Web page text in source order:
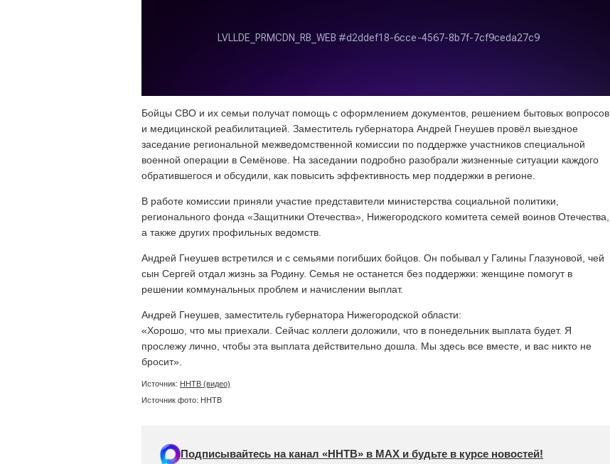
Бойцы СВО и их семьи получат помощь с оформлением документов, решением бытовых вопросов
и медицинской реабилитацией. Заместитель губернатора Андрей Гнеушев провёл выездное
заседание региональной межведомственной комиссии по поддержке участников специальной
военной операции в Семёнове. На заседании подробно разобрали жизненные ситуации каждого
обратившегося и обсудили, как повысить эффективность мер поддержки в регионе.
В работе комиссии приняли участие представители министерства социальной политики,
регионального фонда «Защитники Отечества», Нижегородского комитета семей воинов Отечества,
а также других профильных ведомств.
Андрей Гнеушев встретился и с семьями погибших бойцов. Он побывал у Галины Глазуновой, чей
сын Сергей отдал жизнь за Родину. Семья не останется без поддержки: женщине помогут в
решении коммунальных проблем и начислении выплат.
Андрей Гнеушев, заместитель губернатора Нижегородской области:
«Хорошо, что мы приехали. Сейчас коллеги доложили, что в понедельник выплата будет. Я
прослежу лично, чтобы эта выплата действительно дошла. Мы здесь все вместе, и вас никто не
бросит».
Источник: ННТВ (видео)
Источник фото: ННТВ
Подписывайтесь на канал «ННТВ» в МАХ и будьте в курсе новостей!